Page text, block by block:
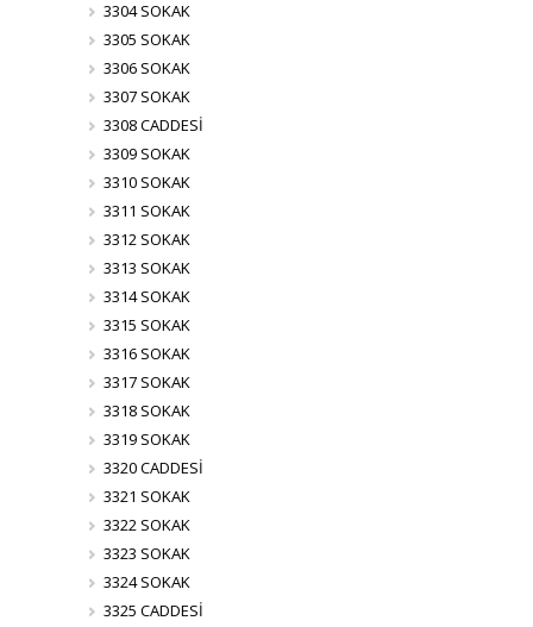
3304 SOKAK
3305 SOKAK
3306 SOKAK
3307 SOKAK
3308 CADDESİ
3309 SOKAK
3310 SOKAK
3311 SOKAK
3312 SOKAK
3313 SOKAK
3314 SOKAK
3315 SOKAK
3316 SOKAK
3317 SOKAK
3318 SOKAK
3319 SOKAK
3320 CADDESİ
3321 SOKAK
3322 SOKAK
3323 SOKAK
3324 SOKAK
3325 CADDESİ